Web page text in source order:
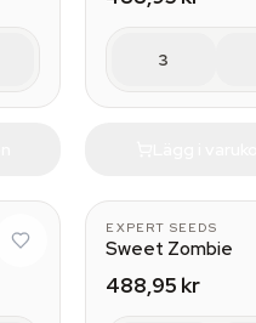
3
EXPERT SEEDS
Sweet Zombie
488,95 kr